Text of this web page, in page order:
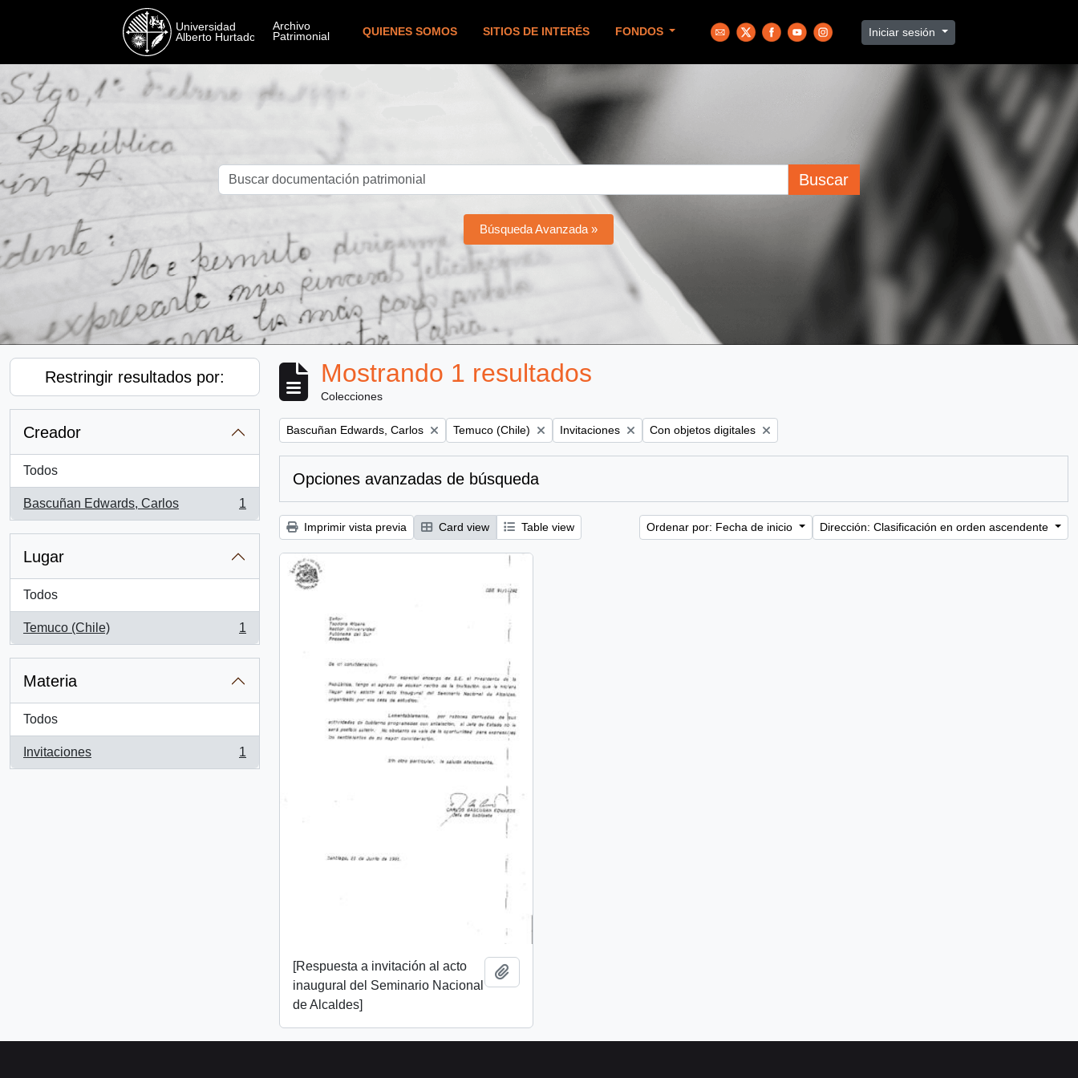
QUIENES SOMOS SITIOS DE INTERÉS FONDOS Iniciar sesión
Buscar
Búsqueda Avanzada »
Restringir resultados por:
Creador
Todos
Bascuñan Edwards, Carlos
, 1 resultados
1
Lugar
Todos
Temuco (Chile)
, 1 resultados
1
Materia
Todos
Invitaciones
, 1 resultados
1
Mostrando 1 resultados
Colecciones
Remove filter:
Bascuñan Edwards, Carlos Remove filter:
Temuco (Chile) Remove filter:
Invitaciones Remove filter:
Con objetos digitales
Opciones avanzadas de búsqueda
Imprimir vista previa Card view Table view Ordenar por: Fecha de inicio Dirección: Clasificación en orden ascendente
[Respuesta a invitación al acto
inaugural del Seminario Nacional
de Alcaldes]